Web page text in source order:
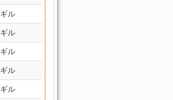
ギル
ギル
ギル
ギル
ギル